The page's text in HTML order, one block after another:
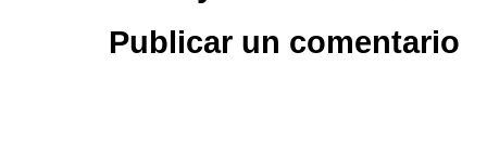
Publicar un comentario